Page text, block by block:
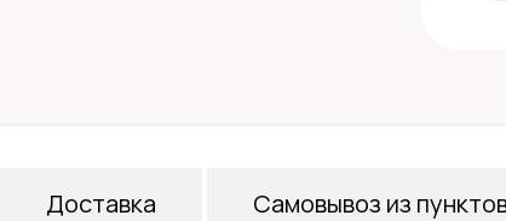
Доставка Самовывоз из